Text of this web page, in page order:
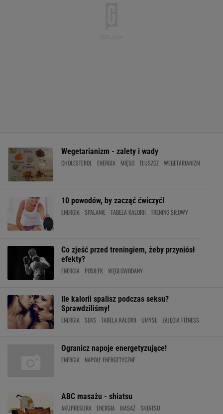
Wegetarianizm - zalety i wady
CHOLESTEROL ENERGIA MIĘSO TŁUSZCZ WEGETARIANIZM
10 powodów, by zacząć ćwiczyć!
ENERGIA SPALANIE TABELA KALORII TRENING SIŁOWY
Co zjeść przed treningiem, żeby przyniósł
efekty?
ENERGIA POSIŁEK WĘGLOWODANY
Ile kalorii spalisz podczas seksu?
Sprawdziliśmy!
ENERGIA SEKS TABELA KALORII UMYSŁ ZAJĘCIA FITNESS
Ogranicz napoje energetyzujące!
ENERGIA NAPOJE ENERGETYCZNE
ABC masażu - shiatsu
AKUPRESURA ENERGIA MASAŻ SHIATSU